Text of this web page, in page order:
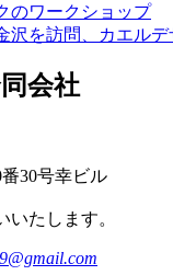
のワークショップ
沢を訪問、カエル
会社
30号幸ビル
たします。